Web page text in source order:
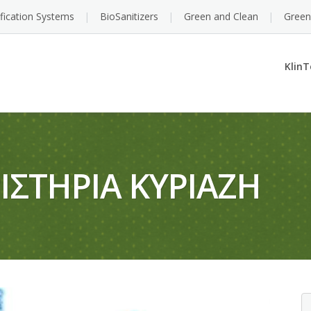
Systems BioSanitizers Green and Clean
ΚΥΡΙΑΖΗ